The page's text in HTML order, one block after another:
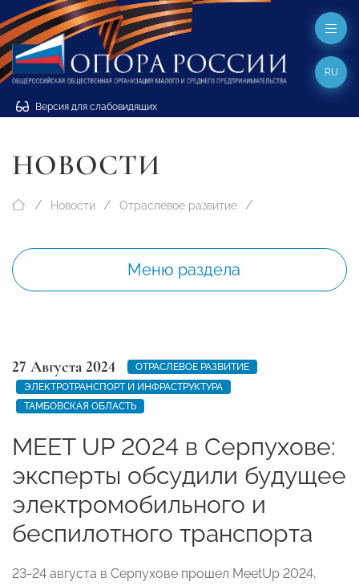
Версия для слабовидящих
RU
НОВОСТИ
Новости Отраслевое развитие
Меню раздела
27 Августа 2024
ОТРАСЛЕВОЕ РАЗВИТИЕ
ЭЛЕКТРОТРАНСПОРТ И ИНФРАСТРУКТУРА
ТАМБОВСКАЯ ОБЛАСТЬ
MEET UP 2024 в Серпухове:
эксперты обсудили будущее
электромобильного и
беспилотного транспорта
23-24 августа в Серпухове прошел MeetUp 2024,